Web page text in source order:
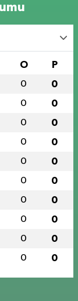
O P
0 0
0 0
0 0
0 0
0 0
0 0
0 0
0 0
0 0
0 0